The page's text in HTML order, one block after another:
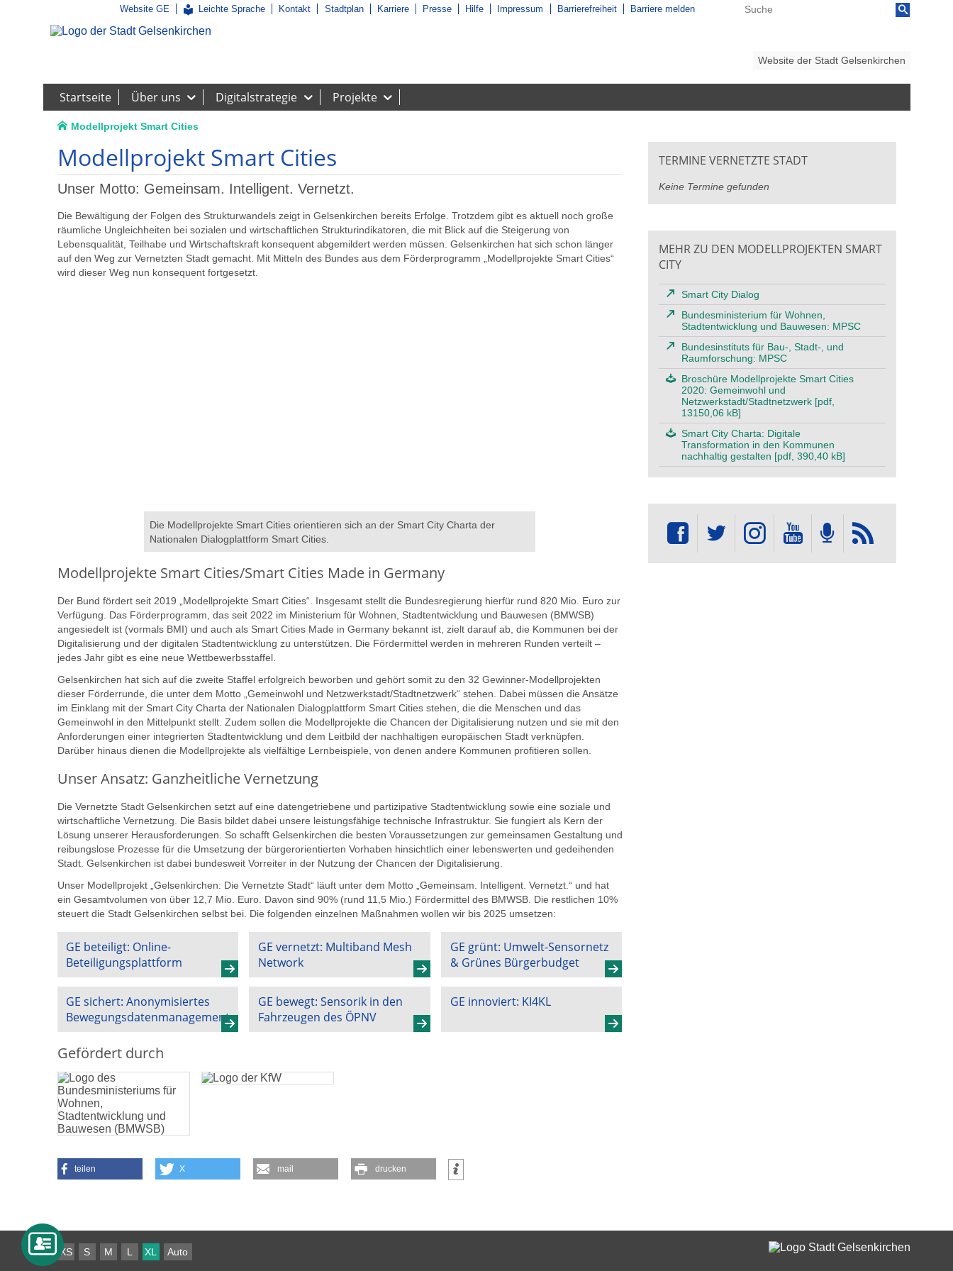
Startseite Über uns Digitalstrategie Projekte
Website der Stadt Gelsenkirchen
Website GE Leichte Sprache Kontakt Stadtplan Karriere Presse Hilfe Impressum Barrierefreiheit Barriere melden
Modellprojekt Smart Cities
Modellprojekt Smart Cities
Unser Motto: Gemeinsam. Intelligent. Vernetzt.
Die Bewältigung der Folgen des Strukturwandels zeigt in Gelsenkirchen bereits Erfolge. Trotzdem gibt es aktuell noch große
räumliche Ungleichheiten bei sozialen und wirtschaftlichen Strukturindikatoren, die mit Blick auf die Steigerung von
Lebensqualität, Teilhabe und Wirtschaftskraft konsequent abgemildert werden müssen. Gelsenkirchen hat sich schon länger
auf den Weg zur Vernetzten Stadt gemacht. Mit Mitteln des Bundes aus dem Förderprogramm „Modellprojekte Smart Cities“
wird dieser Weg nun konsequent fortgesetzt.
Die Modellprojekte Smart Cities orientieren sich an der Smart City Charta der
Nationalen Dialogplattform Smart Cities.
Modellprojekte Smart Cities/Smart Cities Made in Germany
Der Bund fördert seit 2019 „Modellprojekte Smart Cities“. Insgesamt stellt die Bundesregierung hierfür rund 820 Mio. Euro zur
Verfügung. Das Förderprogramm, das seit 2022 im Ministerium für Wohnen, Stadtentwicklung und Bauwesen (BMWSB)
angesiedelt ist (vormals BMI) und auch als Smart Cities Made in Germany bekannt ist, zielt darauf ab, die Kommunen bei der
Digitalisierung und der digitalen Stadtentwicklung zu unterstützen. Die Fördermittel werden in mehreren Runden verteilt –
jedes Jahr gibt es eine neue Wettbewerbsstaffel.
Gelsenkirchen hat sich auf die zweite Staffel erfolgreich beworben und gehört somit zu den 32 Gewinner-Modellprojekten
dieser Förderrunde, die unter dem Motto „Gemeinwohl und Netzwerkstadt/Stadtnetzwerk“ stehen. Dabei müssen die Ansätze
im Einklang mit der Smart City Charta der Nationalen Dialogplattform Smart Cities stehen, die die Menschen und das
Gemeinwohl in den Mittelpunkt stellt. Zudem sollen die Modellprojekte die Chancen der Digitalisierung nutzen und sie mit den
Anforderungen einer integrierten Stadtentwicklung und dem Leitbild der nachhaltigen europäischen Stadt verknüpfen.
Darüber hinaus dienen die Modellprojekte als vielfältige Lernbeispiele, von denen andere Kommunen profitieren sollen.
Unser Ansatz: Ganzheitliche Vernetzung
Die Vernetzte Stadt Gelsenkirchen setzt auf eine datengetriebene und partizipative Stadtentwicklung sowie eine soziale und
wirtschaftliche Vernetzung. Die Basis bildet dabei unsere leistungsfähige technische Infrastruktur. Sie fungiert als Kern der
Lösung unserer Herausforderungen. So schafft Gelsenkirchen die besten Voraussetzungen zur gemeinsamen Gestaltung und
reibungslose Prozesse für die Umsetzung der bürgerorientierten Vorhaben hinsichtlich einer lebenswerten und gedeihenden
Stadt. Gelsenkirchen ist dabei bundesweit Vorreiter in der Nutzung der Chancen der Digitalisierung.
Unser Modellprojekt „Gelsenkirchen: Die Vernetzte Stadt“ läuft unter dem Motto „Gemeinsam. Intelligent. Vernetzt.“ und hat
ein Gesamtvolumen von über 12,7 Mio. Euro. Davon sind 90% (rund 11,5 Mio.) Fördermittel des BMWSB. Die restlichen 10%
steuert die Stadt Gelsenkirchen selbst bei. Die folgenden einzelnen Maßnahmen wollen wir bis 2025 umsetzen:
GE beteiligt: Online-
Beteiligungsplattform
GE vernetzt: Multiband Mesh
Network
GE grünt: Umwelt-Sensornetz
& Grünes Bürgerbudget
GE sichert: Anonymisiertes
Bewegungsdatenmanagement
GE bewegt: Sensorik in den
Fahrzeugen des ÖPNV
GE innoviert: KI4KL
Gefördert durch
teilen X mail drucken
TERMINE VERNETZTE STADT
Keine Termine gefunden
MEHR ZU DEN MODELLPROJEKTEN SMART
CITY
Smart City Dialog
Bundesministerium für Wohnen,
Stadtentwicklung und Bauwesen: MPSC
Bundesinstituts für Bau-, Stadt-, und
Raumforschung: MPSC
Broschüre Modellprojekte Smart Cities
2020: Gemeinwohl und
Netzwerkstadt/Stadtnetzwerk [pdf,
13150,06 kB]
Smart City Charta: Digitale
Transformation in den Kommunen
nachhaltig gestalten [pdf, 390,40 kB]
XS S M L XL Auto